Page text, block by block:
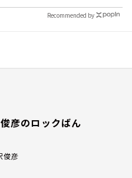
Recommended by
彦のロックばん
俊彦